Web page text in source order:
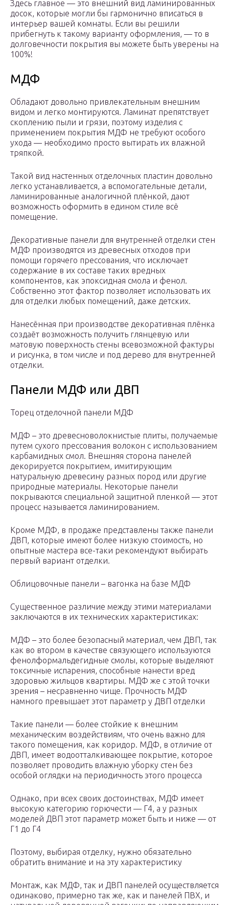
Здесь главное — это внешний вид ламинированных
досок, которые могли бы гармонично вписаться в
интерьер вашей комнаты. Если вы решили
прибегнуть к такому варианту оформления, — то в
долговечности покрытия вы можете быть уверены на
100%!
МДФ
Обладают довольно привлекательным внешним
видом и легко монтируются. Ламинат препятствует
скоплению пыли и грязи, поэтому изделия с
применением покрытия МДФ не требуют особого
ухода — необходимо просто вытирать их влажной
тряпкой.
Такой вид настенных отделочных пластин довольно
легко устанавливается, а вспомогательные детали,
ламинированные аналогичной плёнкой, дают
возможность оформить в едином стиле всё
помещение.
Декоративные панели для внутренней отделки стен
МДФ производятся из древесных отходов при
помощи горячего прессования, что исключает
содержание в их составе таких вредных
компонентов, как эпоксидная смола и фенол.
Собственно этот фактор позволяет использовать их
для отделки любых помещений, даже детских.
Нанесённая при производстве декоративная плёнка
создаёт возможность получить глянцевую или
матовую поверхность стены всевозможной фактуры
и рисунка, в том числе и под дерево для внутренней
отделки.
Панели МДФ или ДВП
Торец отделочной панели МДФ
МДФ – это древесноволокнистые плиты, получаемые
путем сухого прессования волокон с использованием
карбамидных смол. Внешняя сторона панелей
декорируется покрытием, имитирующим
натуральную древесину разных пород или другие
природные материалы. Некоторые панели
покрываются специальной защитной пленкой — этот
процесс называется ламинированием.
Кроме МДФ, в продаже представлены также панели
ДВП, которые имеют более низкую стоимость, но
опытные мастера все-таки рекомендуют выбирать
первый вариант отделки.
Облицовочные панели – вагонка на базе МДФ
Существенное различие между этими материалами
заключаются в их технических характеристиках:
МДФ – это более безопасный материал, чем ДВП, так
как во втором в качестве связующего используются
фенолформальдегидные смолы, которые выделяют
токсичные испарения, способные нанести вред
здоровью жильцов квартиры. МДФ же с этой точки
зрения – несравненно чище. Прочность МДФ
намного превышает этот параметр у ДВП отделки
Такие панели — более стойкие к внешним
механическим воздействиям, что очень важно для
такого помещения, как коридор. МДФ, в отличие от
ДВП, имеет водоотталкивающее покрытие, которое
позволяет проводить влажную уборку стен без
особой оглядки на периодичность этого процесса
Однако, при всех своих достоинствах, МДФ имеет
высокую категорию горючести — Г4, а у разных
моделей ДВП этот параметр может быть и ниже — от
Г1 до Г4
Поэтому, выбирая отделку, нужно обязательно
обратить внимание и на эту характеристику
Монтаж, как МДФ, так и ДВП панелей осуществляется
одинаково, примерно так же, как и панелей ПВХ, и